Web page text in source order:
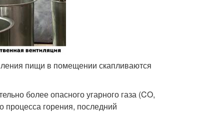
пищи в помещении скапливаются
более опасного угарного газа (CO,
процесса горения, последний